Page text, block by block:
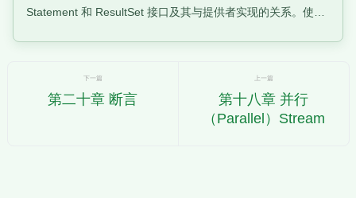
Statement 和 ResultSet 接口及其与提供者实现的关系。使用
下一篇
第二十章 断言
上一篇
第十八章 并行
（Parallel）Stream